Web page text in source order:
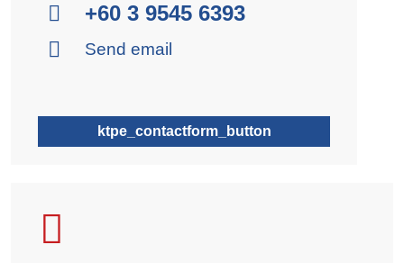
+60 3 9545 6393
Send email
ktpe_contactform_button